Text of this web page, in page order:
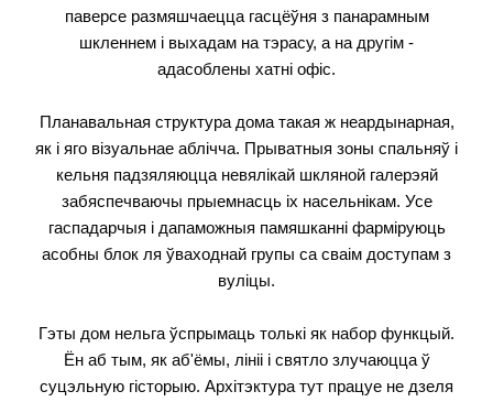
паверсе размяшчаецца гасцёўня з панарамным
шкленнем і выхадам на тэрасу, а на другім -
адасоблены хатні офіс.
Планавальная структура дома такая ж неардынарная,
як і яго візуальнае аблічча. Прыватныя зоны спальняў і
кельня падзяляюцца невялікай шкляной галерэяй
забяспечваючы прыемнасць іх насельнікам. Усе
гаспадарчыя і дапаможныя памяшканні фарміруюць
асобны блок ля ўваходнай групы са сваім доступам з
вуліцы.
Гэты дом нельга ўспрымаць толькі як набор функцый.
Ён аб тым, як аб'ёмы, лініі і святло злучаюцца ў
суцэльную гісторыю. Архітэктура тут працуе не дзеля